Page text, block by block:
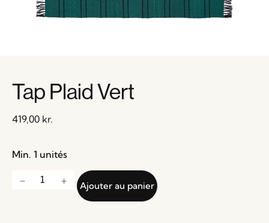
Tap Plaid Vert
419,00 kr.
Min. 1 unités
Ajouter au panier